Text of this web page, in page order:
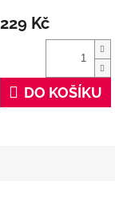
229 Kč
DO KOŠÍKU